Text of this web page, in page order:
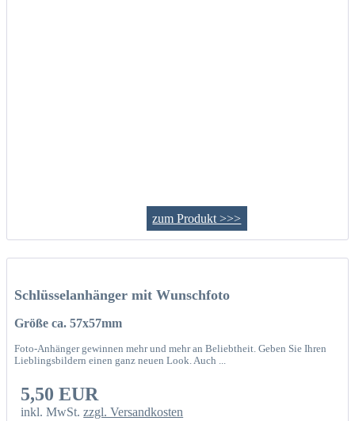
zum Produkt >>>
Schlüsselanhänger mit Wunschfoto
Größe ca. 57x57mm
Foto-Anhänger gewinnen mehr und mehr an Beliebtheit. Geben Sie Ihren
Lieblingsbildern einen ganz neuen Look. Auch ...
5,50 EUR
inkl. MwSt.zzgl. Versandkosten